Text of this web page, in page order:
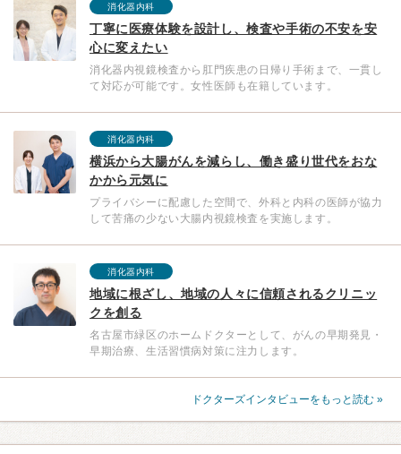
消化器内科
丁寧に医療体験を設計し、検査や手術の不安を安
心に変えたい
消化器内視鏡検査から肛門疾患の日帰り手術まで、一貫し
て対応が可能です。女性医師も在籍しています。
消化器内科
横浜から大腸がんを減らし、働き盛り世代をおな
かから元気に
プライバシーに配慮した空間で、外科と内科の医師が協力
して苦痛の少ない大腸内視鏡検査を実施します。
消化器内科
地域に根ざし、地域の人々に信頼されるクリニッ
クを創る
名古屋市緑区のホームドクターとして、がんの早期発見・
早期治療、生活習慣病対策に注力します。
ドクターズインタビューをもっと読む »